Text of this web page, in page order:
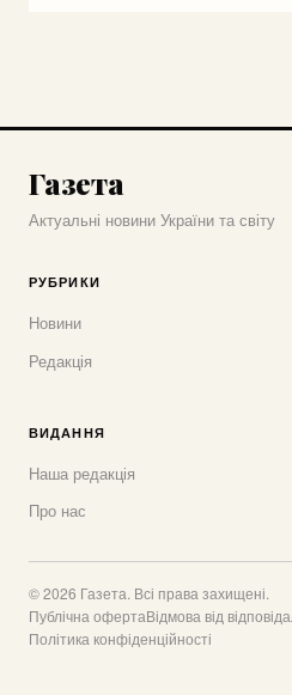
Газета
Актуальні новини України та світу
РУБРИКИ
Новини
Редакція
ВИДАННЯ
Наша редакція
Про нас
© 2026 Газета. Всі права захищені.
Публічна офертаВідмова від
Політика конфіденційності